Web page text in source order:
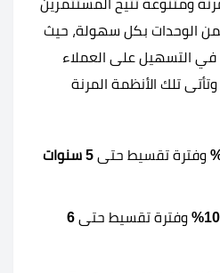
ومتنوعة تتيح المستثمرين
الوحدات بكل سهولة، حيث
التسهيل على العملاء
تلك الأنظمة المرنة
وفترة تقسيط حتى
وفترة تقسيط حتى 6